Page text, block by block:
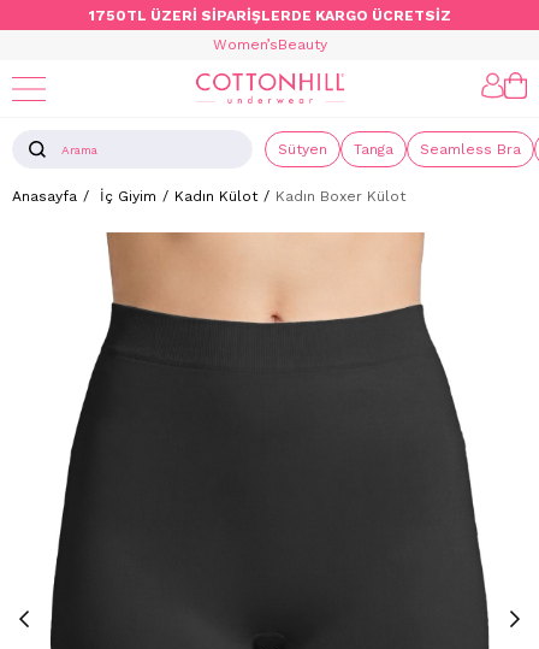
1750TL ÜZERİ SİPARİŞLERDE KARGO ÜCRETSİZ
Women’sBeauty
Sütyen Tanga Seamless Bra
Anasayfa İç Giyim Kadın Külot Kadın Boxer Külot